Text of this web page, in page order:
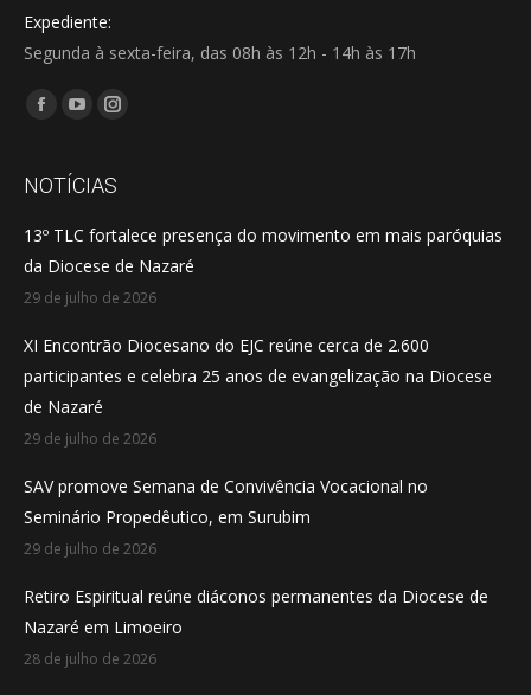
Expediente:
Segunda à sexta-feira, das 08h às 12h - 14h às 17h
Encontre-nos em:
Facebook
opens
new
window
YouTube
opens
new
window
Instagram
opens
new
window
NOTÍCIAS
13º TLC fortalece presença do movimento em mais paróquias
da Diocese de Nazaré
29 de julho de 2026
XI Encontrão Diocesano do EJC reúne cerca de 2.600
participantes e celebra 25 anos de evangelização na Diocese
de Nazaré
29 de julho de 2026
SAV promove Semana de Convivência Vocacional no
Seminário Propedêutico, em Surubim
29 de julho de 2026
Retiro Espiritual reúne diáconos permanentes da Diocese de
Nazaré em Limoeiro
28 de julho de 2026